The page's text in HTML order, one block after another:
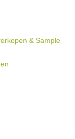
& Sample